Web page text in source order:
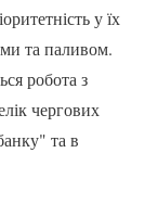
у їх
та паливом.
робота з
чергових
та в